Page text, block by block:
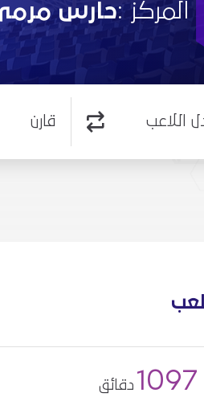
المركز :حارس
اللاعب قارن
1097 دقائق